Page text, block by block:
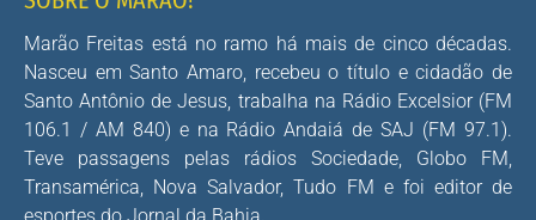
Marão Freitas está no ramo há mais de cinco décadas.
Nasceu em Santo Amaro, recebeu o título e cidadão de
Santo Antônio de Jesus, trabalha na Rádio Excelsior (FM
106.1 / AM 840) e na Rádio Andaiá de SAJ (FM 97.1).
Teve passagens pelas rádios Sociedade, Globo FM,
Transamérica, Nova Salvador, Tudo FM e foi editor de
esportes do Jornal da Bahia.